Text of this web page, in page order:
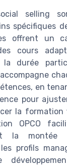
selling
spécifiques
offrent un
cours
durée
en
pour
la
OPCO
la montée
profils